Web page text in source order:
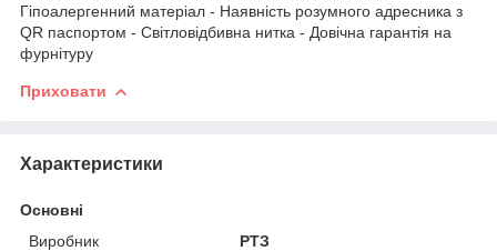
Гіпоалергенний матеріал - Наявність розумного адресника з
QR паспортом - Світловідбивна нитка - Довічна гарантія на
фурнітуру
Приховати
Характеристики
Основні
Виробник
РТЗ